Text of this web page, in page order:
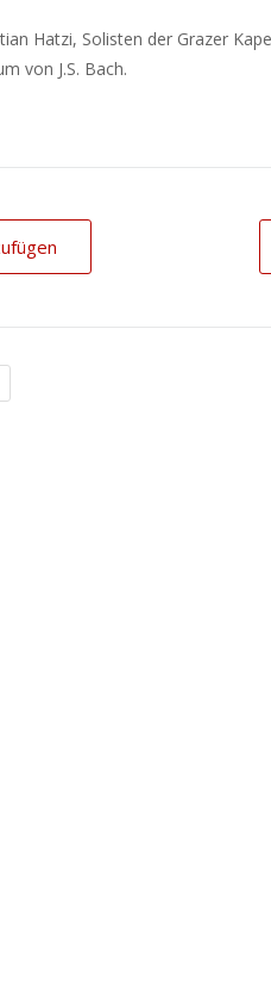
Hatzi, Solisten der Grazer
von J.S. Bach.